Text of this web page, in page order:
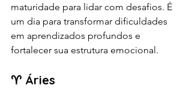
maturidade para lidar com desafios. É
um dia para transformar dificuldades
em aprendizados profundos e
fortalecer sua estrutura emocional.
♈ Áries